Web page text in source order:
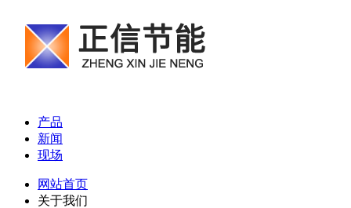
产品
新闻
现场
网站首页
关于我们